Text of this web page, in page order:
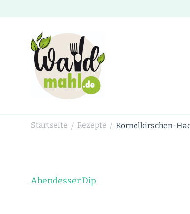
Startseite / Rezepte / Kornelkirschen-
AbendessenDip